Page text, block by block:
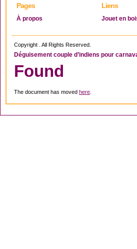
Pages
À propos
Liens
Jouet en
Copyright . All Rights Reserved.
Déguisement couple d’indiens pour
Found
The document has moved here